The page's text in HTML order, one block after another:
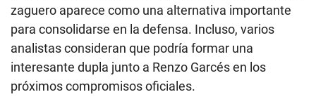
zaguero aparece como una alternativa importante
para consolidarse en la defensa. Incluso, varios
analistas consideran que podría formar una
interesante dupla junto a Renzo Garcés en los
próximos compromisos oficiales.